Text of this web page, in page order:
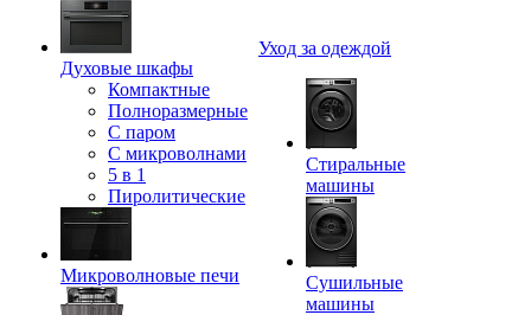
Духовые шкафы
Компактные
Полноразмерные
C паром
C микроволнами
5 в 1
Пиролитические
Микроволновые печи
Уход за одеждой
Стиральные
машины
Сушильные
машины